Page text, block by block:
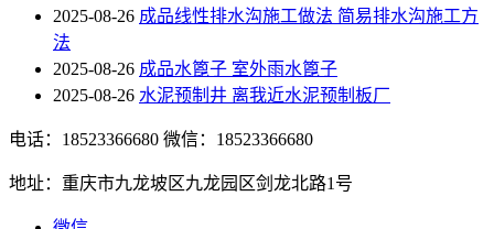
2025-08-26 成品线性排水沟施工做法 简易排水沟施工方
法
2025-08-26 成品水篦子 室外雨水篦子
2025-08-26 水泥预制井 离我近水泥预制板厂
电话：18523366680 微信：18523366680
地址：重庆市九龙坡区九龙园区剑龙北路1号